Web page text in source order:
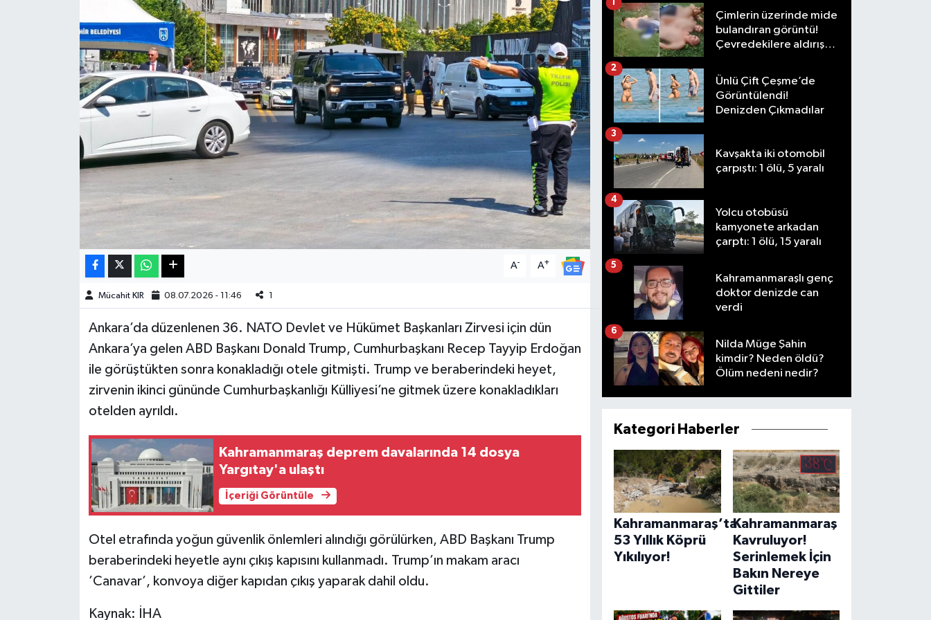
A- A+
Mücahit KIR 08.07.2026 - 11:46 1
Ankara’da düzenlenen 36. NATO Devlet ve Hükümet Başkanları Zirvesi için dün
Ankara’ya gelen ABD Başkanı Donald Trump, Cumhurbaşkanı Recep Tayyip Erdoğan
ile görüştükten sonra konakladığı otele gitmişti. Trump ve beraberindeki heyet,
zirvenin ikinci gününde Cumhurbaşkanlığı Külliyesi’ne gitmek üzere konakladıkları
otelden ayrıldı.
Kahramanmaraş deprem davalarında 14 dosya
Yargıtay'a ulaştı
İçeriği Görüntüle
Otel etrafında yoğun güvenlik önlemleri alındığı görülürken, ABD Başkanı Trump
beraberindeki heyetle aynı çıkış kapısını kullanmadı. Trump’ın makam aracı
’Canavar’, konvoya diğer kapıdan çıkış yaparak dahil oldu.
Kaynak: İHA
Çimlerin üzerinde mide
bulandıran görüntü!
Çevredekilere aldırış
1
Ünlü Çift Çeşme’de
Görüntülendi!
Denizden Çıkmadılar
2
Kavşakta iki otomobil
çarpıştı: 1 ölü, 5 yaralı
3
Yolcu otobüsü
kamyonete arkadan
çarptı: 1 ölü, 15 yaralı
4
Kahramanmaraşlı genç
doktor denizde can
verdi
5
Nilda Müge Şahin
kimdir? Neden öldü?
Ölüm nedeni nedir?
6
Kategori Haberler
Kahramanmaraş’ta
53 Yıllık Köprü
Yıkılıyor!
Kahramanmaraş
Kavruluyor!
Serinlemek İçin
Bakın Nereye
Gittiler
Haberde İnsan
Kültür Sanat
Magazin
Manşetler
Resmi İlan
SürManşet
KAHRAMANMARAŞ